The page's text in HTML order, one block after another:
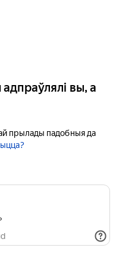
вы, а
прылады падобныя да